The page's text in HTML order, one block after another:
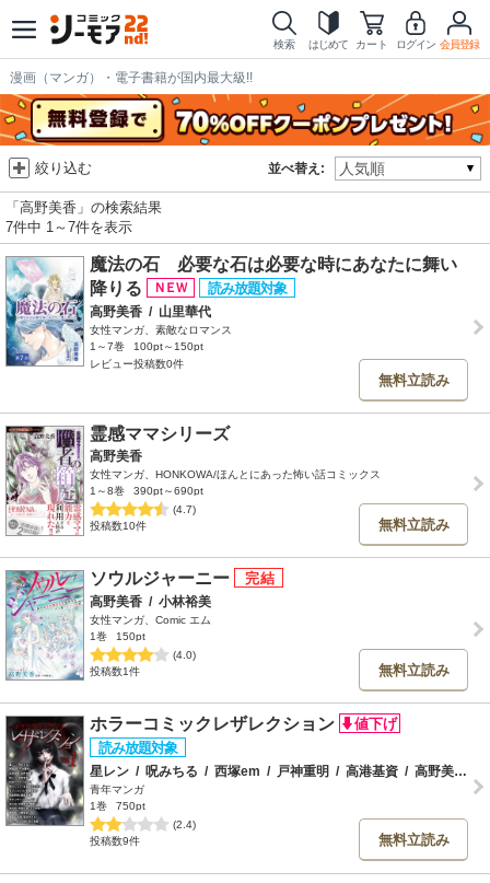
検索 はじめて カート ログイン 会員登録
漫画（マンガ）・電子書籍が国内最大級!!
並べ替え:
絞り込む
「高野美香」の検索結果
7件中 1～7件を表示
魔法の石 必要な石は必要な時にあなたに舞い
降りる
高野美香 / 山里華代
女性マンガ、素敵なロマンス
1～7巻
100pt～150pt
レビュー投稿数0件
無料立読み
霊感ママシリーズ
高野美香
女性マンガ、HONKOWA/ほんとにあった怖い話コミックス
1～8巻
390pt～690pt
(4.7)
投稿数10件
無料立読み
ソウルジャーニー
高野美香 / 小林裕美
女性マンガ、Comic エム
1巻
150pt
(4.0)
投稿数1件
無料立読み
ホラーコミックレザレクション
星レン / 呪みちる / 西塚em / 戸神重明 / 高港基資 / 高野美香
青年マンガ
1巻
750pt
(2.4)
投稿数9件
無料立読み